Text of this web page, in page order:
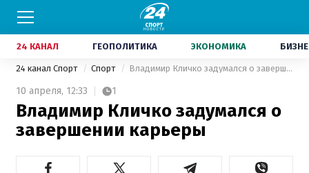
24 КАНАЛ ГЕОПОЛИТИКА ЭКОНОМИКА
24 канал Спорт Спорт Владимир Кличко задумался о завершении карьеры
10 апреля, 12:33 1
Владимир Кличко задумался о
завершении карьеры